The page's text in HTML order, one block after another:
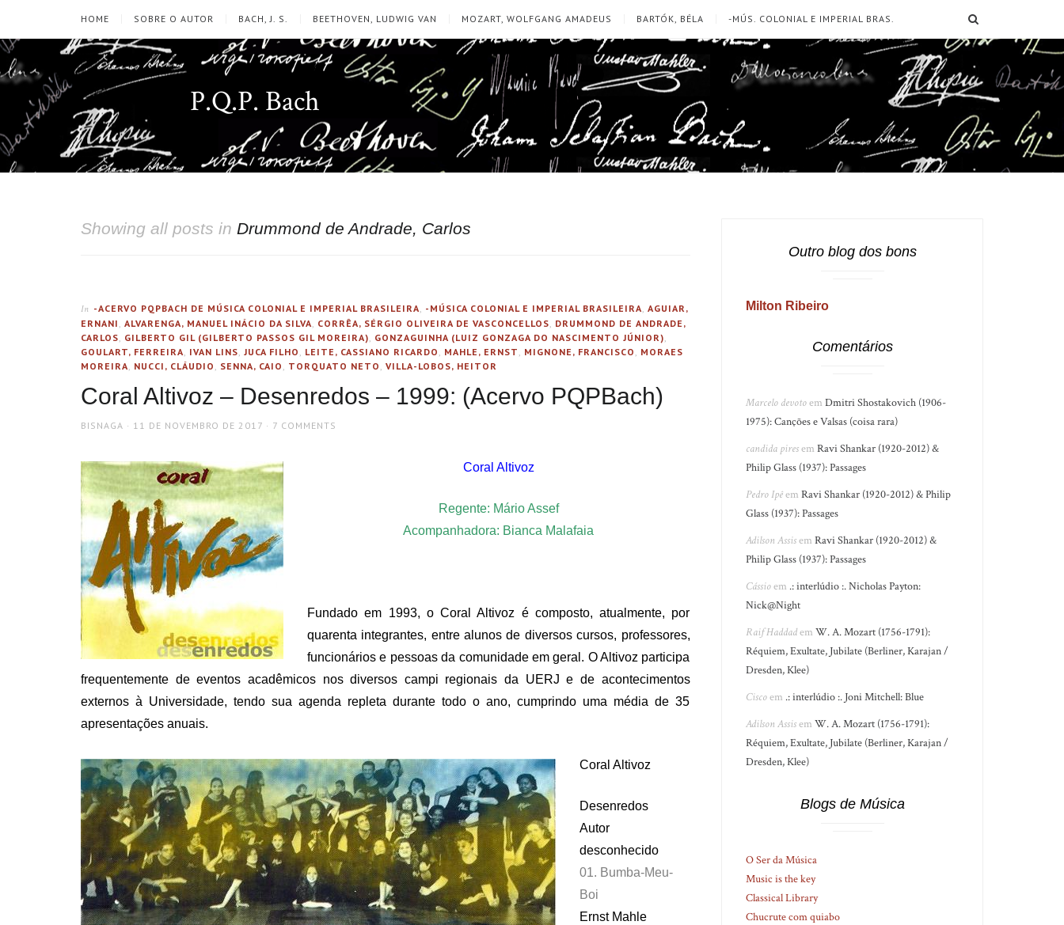
HOME SOBRE O AUTOR BACH, J. S. BEETHOVEN, LUDWIG VAN MOZART, WOLFGANG AMADEUS BARTÓK, BÉLA -MÚS. COLONIAL E IMPERIAL BRAS.
P.Q.P. Bach
Showing all posts in Drummond de Andrade, Carlos
In -ACERVO PQPBACH DE MÚSICA COLONIAL E IMPERIAL BRASILEIRA -MÚSICA COLONIAL E IMPERIAL BRASILEIRA AGUIAR,
ERNANI ALVARENGA, MANUEL INÁCIO DA SILVA CORRÊA, SÉRGIO OLIVEIRA DE VASCONCELLOS DRUMMOND DE ANDRADE,
CARLOS GILBERTO GIL (GILBERTO PASSOS GIL MOREIRA) GONZAGUINHA (LUIZ GONZAGA DO NASCIMENTO JÚNIOR)
GOULART, FERREIRA IVAN LINS JUCA FILHO LEITE, CASSIANO RICARDO MAHLE, ERNST MIGNONE, FRANCISCO
MORAES
MOREIRA NUCCI, CLÁUDIO SENNA, CAIO TORQUATO NETO VILLA-LOBOS, HEITOR
Coral Altivoz – Desenredos – 1999: (Acervo PQPBach)
AUTHOR
BISNAGA
POSTED
11 DE NOVEMBRO DE 2017 7 COMMENTS
Coral Altivoz
Regente: Mário Assef
Acompanhadora: Bianca Malafaia
Fundado em 1993, o Coral Altivoz é composto, atualmente, por
quarenta integrantes, entre alunos de diversos cursos, professores,
funcionários e pessoas da comunidade em geral. O Altivoz participa
frequentemente de eventos acadêmicos nos diversos campi regionais da UERJ e de acontecimentos
externos à Universidade, tendo sua agenda repleta durante todo o ano, cumprindo uma média de 35
apresentações anuais.
Coral Altivoz
Desenredos
Autor
desconhecido
01. Bumba-Meu-
Boi
Ernst Mahle
Outro blog dos bons
Milton Ribeiro
Comentários
Marcelo devotoemDmitri Shostakovich (1906-
1975): Canções e Valsas (coisa rara)
candida piresemRavi Shankar (1920-2012) &
Philip Glass (1937): Passages
Pedro IpêemRavi Shankar (1920-2012) & Philip
Glass (1937): Passages
Adilson AssisemRavi Shankar (1920-2012) &
Philip Glass (1937): Passages
Cássioem .: interlúdio :. Nicholas Payton:
Nick@Night
Raif HaddademW. A. Mozart (1756-1791):
Réquiem, Exultate, Jubilate (Berliner, Karajan /
Dresden, Klee)
Ciscoem .: interlúdio :. Joni Mitchell: Blue
Adilson AssisemW. A. Mozart (1756-1791):
Réquiem, Exultate, Jubilate (Berliner, Karajan /
Dresden, Klee)
Blogs de Música
O Ser da Música
Music is the key
Classical Library
Chucrute com quiabo